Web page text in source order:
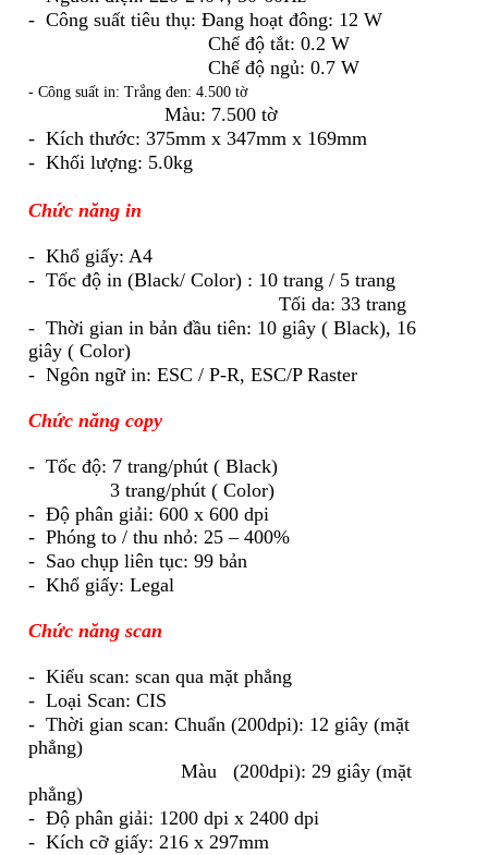
- Công suất tiêu thụ: Đang hoạt đông: 12 W
Chế độ tắt: 0.2 W
Chế độ ngủ: 0.7 W
- Công suất in: Trắng đen: 4.500 tờ
Màu: 7.500 tờ
- Kích thước: 375mm x 347mm x 169mm
- Khối lượng: 5.0kg
Chức năng in
- Khổ giấy: A4
- Tốc độ in (Black/ Color) : 10 trang / 5 trang
Tối da: 33 trang
- Thời gian in bản đầu tiên: 10 giây ( Black), 16
giây ( Color)
- Ngôn ngữ in: ESC / P-R, ESC/P Raster
Chức năng copy
- Tốc độ: 7 trang/phút ( Black)
3 trang/phút ( Color)
- Độ phân giải: 600 x 600 dpi
- Phóng to / thu nhỏ: 25 – 400%
- Sao chụp liên tục: 99 bản
- Khổ giấy: Legal
Chức năng scan
- Kiểu scan: scan qua mặt phẳng
- Loại Scan: CIS
- Thời gian scan: Chuẩn (200dpi): 12 giây (mặt
phẳng)
Màu (200dpi): 29 giây (mặt
phẳng)
- Độ phân giải: 1200 dpi x 2400 dpi
- Kích cỡ giấy: 216 x 297mm